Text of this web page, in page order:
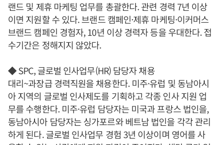
랜드 및 제휴 마케팅 업무를 총괄한다. 관련 경력 7년 이상
이면 지원할 수 있다. 브랜드 캠페인·제휴 마케팅·이커머스
브랜드 캠페인 경험자, 10년 이상 경력자 등을 우대한다. 접
수기간은 정해지지 않았다.
◆ SPC, 글로벌 인사업무(HR) 담당자 채용
대리~과장급 경력직원을 채용한다. 미주·유럽 및 동남아시
아 지역의 글로벌 인사제도를 기획하고 각종 인사 지원 업
무를 수행한다. 미주·유럽 담당자는 미국과 프랑스 법인을,
동남아시아 담당자는 싱가포르와 베트남 법인을 각각 관리
하게 된다. 글로벌 인사업무 경험 3년 이상이며 영어를 사